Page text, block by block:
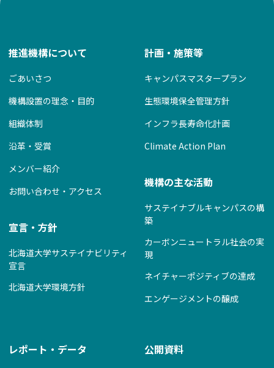
推進機構について
ごあいさつ
機構設置の理念・目的
組織体制
沿革・受賞
メンバー紹介
お問い合わせ・アクセス
宣言・方針
北海道大学サステイナビリティ
宣言
北海道大学環境方針
計画・施策等
キャンパスマスタープラン
生態環境保全管理方針
インフラ長寿命化計画
Climate Action Plan
機構の主な活動
サステイナブルキャンパスの構
築
カーボンニュートラル社会の実
現
ネイチャーポジティブの達成
エンゲージメントの醸成
レポート・データ 公開資料